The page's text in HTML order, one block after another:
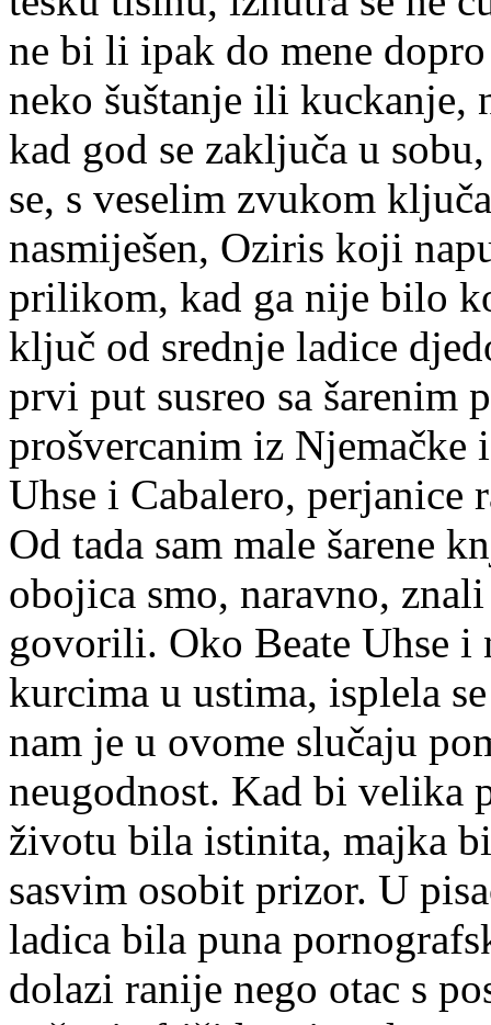
ne bi li ipak do mene
neko šuštanje ili kuckanje,
kad god se zaključa u
se, s veselim zvukom
nasmiješen, Oziris koji
prilikom, kad ga nije bilo
ključ od srednje ladice
prvi put susreo sa šarenim
prošvercanim iz
Uhse i Cabalero, perjanice
Od tada sam male šarene
obojica smo, naravno,
govorili. Oko Beate Uhse
kurcima u ustima, isplela
nam je u ovome slučaju
neugodnost. Kad bi velika
životu bila istinita, majka
sasvim osobit prizor. U
ladica bila puna
dolazi ranije nego otac s